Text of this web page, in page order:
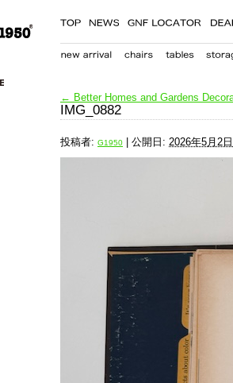
← Better Homes and Gardens
IMG_0882
投稿者: G1950 公開日: 2026年5月2日